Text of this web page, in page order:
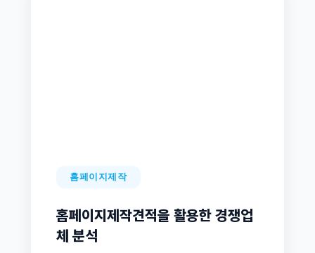
홈페이지제작
홈페이지제작견적을 활용한 경쟁업
체 분석